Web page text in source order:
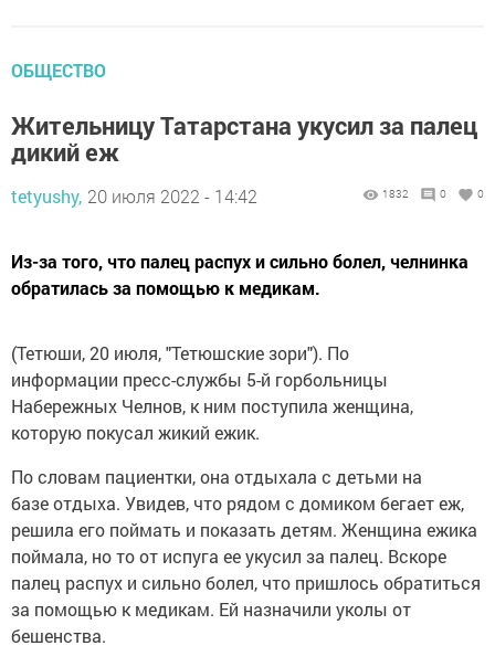
ОБЩЕСТВО
Жительницу Татарстана укусил за палец
дикий еж
tetyushy, 20 июля 2022 - 14:42 1832 0 0
Из-за того, что палец распух и сильно болел, челнинка
обратилась за помощью к медикам.
(Тетюши, 20 июля, "Тетюшские зори"). По
информации пресс-службы 5-й горбольницы
Набережных Челнов, к ним поступила женщина,
которую покусал жикий ежик.
По словам пациентки, она отдыхала с детьми на
базе отдыха. Увидев, что рядом с домиком бегает еж,
решила его поймать и показать детям. Женщина ежика
поймала, но то от испуга ее укусил за палец. Вскоре
палец распух и сильно болел, что пришлось обратиться
за помощью к медикам. Ей назначили уколы от
бешенства.